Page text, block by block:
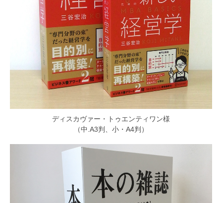
ディスカヴァー・トゥエンティワン様
（中.A3判、小・A4判）